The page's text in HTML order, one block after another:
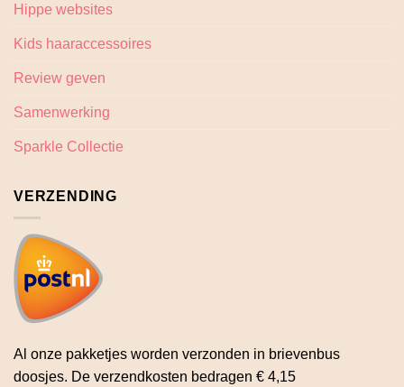
Hippe websites
Kids haaraccessoires
Review geven
Samenwerking
Sparkle Collectie
VERZENDING
Al onze pakketjes worden verzonden in brievenbus
doosjes. De verzendkosten bedragen € 4,15